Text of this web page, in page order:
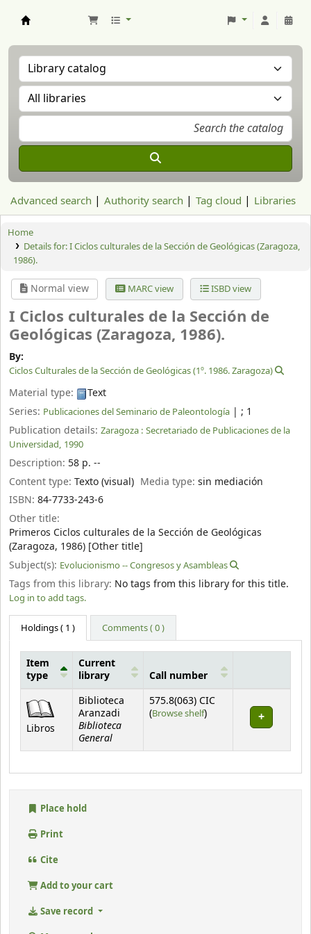
Advanced search Authority search Tag cloud Libraries
Home
Details for:I Ciclos culturales de la Sección de Geológicas (Zaragoza,
1986).
Normal view MARC view ISBD view
I Ciclos culturales de la Sección de
Geológicas (Zaragoza, 1986).
By:
Ciclos Culturales de la Sección de Geológicas (1º. 1986. Zaragoza)
Material type:
Text
Series: Publicaciones del Seminario de Paleontología | ; 1
Publication details: Zaragoza : Secretariado de Publicaciones de la
Universidad, 1990
Description: 58 p. --
Content type: Texto (visual) Media type:sin mediación
ISBN: 84-7733-243-6
Other title:
Primeros Ciclos culturales de la Sección de Geológicas
(Zaragoza, 1986) [Other title]
Subject(s): Evolucionismo -- Congresos y Asambleas
Tags from this library: No tags from this library for this title.
Log in to add tags.
Holdings( 1 ) Comments ( 0 )
Item
type
Current
library
Call number
Libros
Biblioteca
Aranzadi
Biblioteca
General
575.8(063) CIC
(Browse shelf(Opens below)
)
Place hold
Print
Cite
Add to your cart
Save record